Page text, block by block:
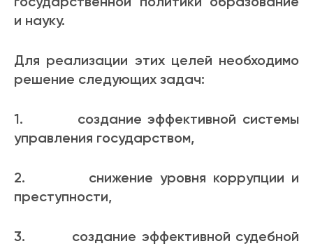
и науку.
Для реализации этих целей необходимо
решение следующих задач:
1. создание эффективной системы
управления государством,
2. снижение уровня коррупции и
преступности,
3. создание эффективной судебной